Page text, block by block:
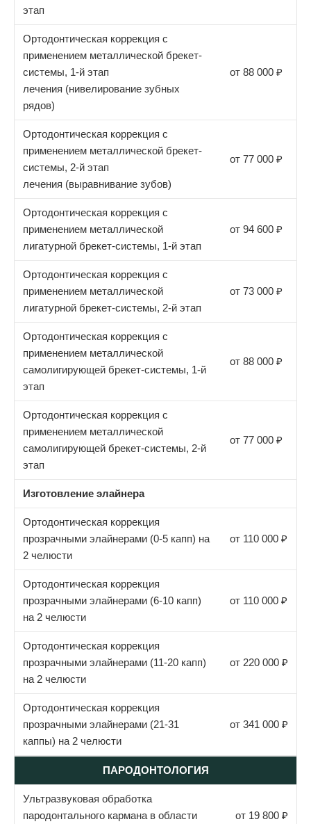
этап
Ортодонтическая коррекция с
применением металлической брекет-
системы, 1-й этап
лечения (нивелирование зубных
рядов)
от 88 000 ₽
Ортодонтическая коррекция с
применением металлической брекет-
системы, 2-й этап
лечения (выравнивание зубов)
от 77 000 ₽
Ортодонтическая коррекция с
применением металлической
лигатурной брекет-системы, 1-й этап
от 94 600 ₽
Ортодонтическая коррекция с
применением металлической
лигатурной брекет-системы, 2-й этап
от 73 000 ₽
Ортодонтическая коррекция с
применением металлической
самолигирующей брекет-системы, 1-й
этап
от 88 000 ₽
Ортодонтическая коррекция с
применением металлической
самолигирующей брекет-системы, 2-й
этап
от 77 000 ₽
Изготовление элайнера
Ортодонтическая коррекция
прозрачными элайнерами (0-5 капп) на
2 челюсти
от 110 000 ₽
Ортодонтическая коррекция
прозрачными элайнерами (6-10 капп)
на 2 челюсти
от 110 000 ₽
Ортодонтическая коррекция
прозрачными элайнерами (11-20 капп)
на 2 челюсти
от 220 000 ₽
Ортодонтическая коррекция
прозрачными элайнерами (21-31
каппы) на 2 челюсти
от 341 000 ₽
ПАРОДОНТОЛОГИЯ
Ультразвуковая обработка
пародонтального кармана в области
от 19 800 ₽